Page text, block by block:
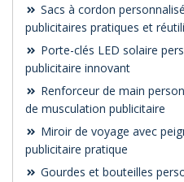
Sacs à cordon
publicitaires pratiques et
Porte-clés LED solaire
publicitaire innovant
Renforceur de main
de musculation publicitaire
Miroir de voyage avec
publicitaire pratique
Gourdes et bouteilles